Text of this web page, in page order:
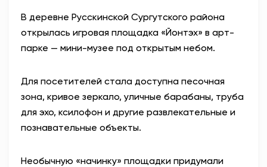
ЭТО У НАС СЕМЕЙНОЕ
АНТИТЕРРОР
ОФИЦИАЛЬНО
В деревне Русскинской Сургутского района
открылась игровая площадка «Йонтэх» в арт-
парке — мини-музее под открытым небом.
Для посетителей стала доступна песочная
зона, кривое зеркало, уличные барабаны, труба
для эхо, ксилофон и другие развлекательные и
познавательные объекты.
Необычную «начинку» площадки придумали